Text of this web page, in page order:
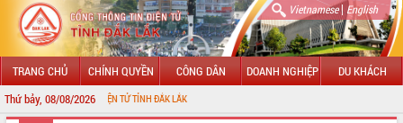
Vietnamese| English
TRANG CHỦ CHÍNH QUYỀN CÔNG DÂN DOANH NGHIỆP DU KHÁCH
Thứ bảy, 08/08/2026